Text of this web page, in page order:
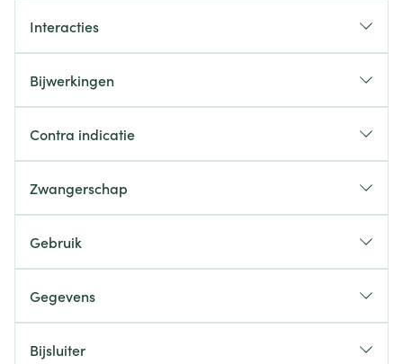
Interacties
Bijwerkingen
Contra indicatie
Zwangerschap
Gebruik
Gegevens
Bijsluiter